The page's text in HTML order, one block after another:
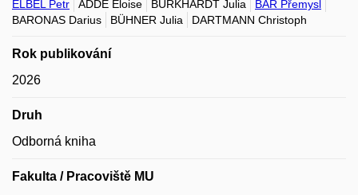
ELBEL Petr
ADDE Éloise BURKHARDT Julia
BAR Přemysl
BARONAS Darius
BÜHNER Julia DARTMANN Christoph
Rok publikování
2026
Druh
Odborná kniha
Fakulta / Pracoviště MU